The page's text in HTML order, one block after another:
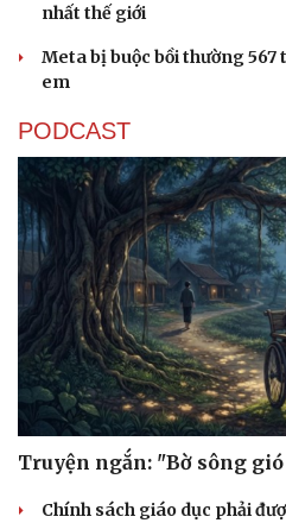
nhất thế giới
Meta bị buộc bồi thường 567
em
PODCAST
Truyện ngắn: "Bờ sông
Chính sách giáo dục phải